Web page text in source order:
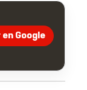
Google